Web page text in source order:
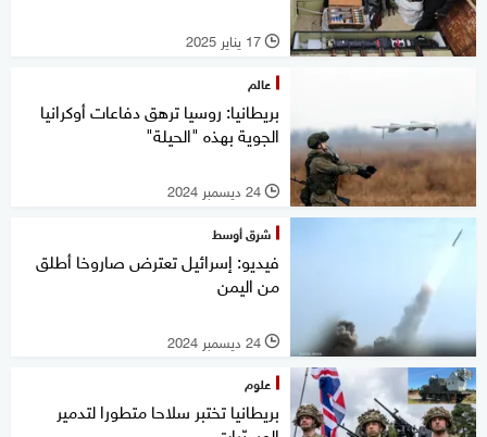
l 17 يناير 2025
عالم
بريطانيا: روسيا ترهق دفاعات أوكرانيا
الجوية بهذه "الحيلة"
l 24 ديسمبر 2024
شرق أوسط
فيديو: إسرائيل تعترض صاروخا أطلق
من اليمن
l 24 ديسمبر 2024
علوم
بريطانيا تختبر سلاحا متطورا لتدمير